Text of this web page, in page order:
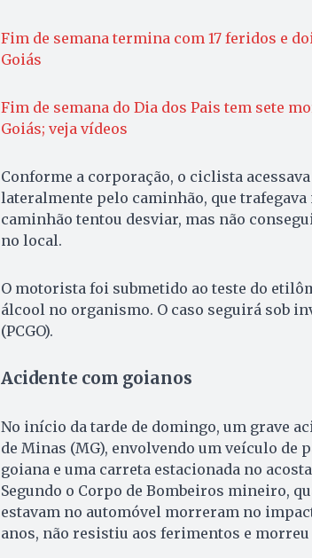
Fim de semana termina com 17 feridos e
Goiás
Fim de semana do Dia dos Pais tem sete
Goiás; veja vídeos
Conforme a corporação, o ciclista
lateralmente pelo caminhão, que
caminhão tentou desviar, mas não
no local.
O motorista foi submetido ao teste do
álcool no organismo. O caso seguirá sob
(PCGO).
Acidente com goianos
No início da tarde de domingo, um grave
de Minas (MG), envolvendo um veículo de
goiana e uma carreta estacionada no
Segundo o Corpo de Bombeiros mineiro,
estavam no automóvel morreram no
anos, não resistiu aos ferimentos e